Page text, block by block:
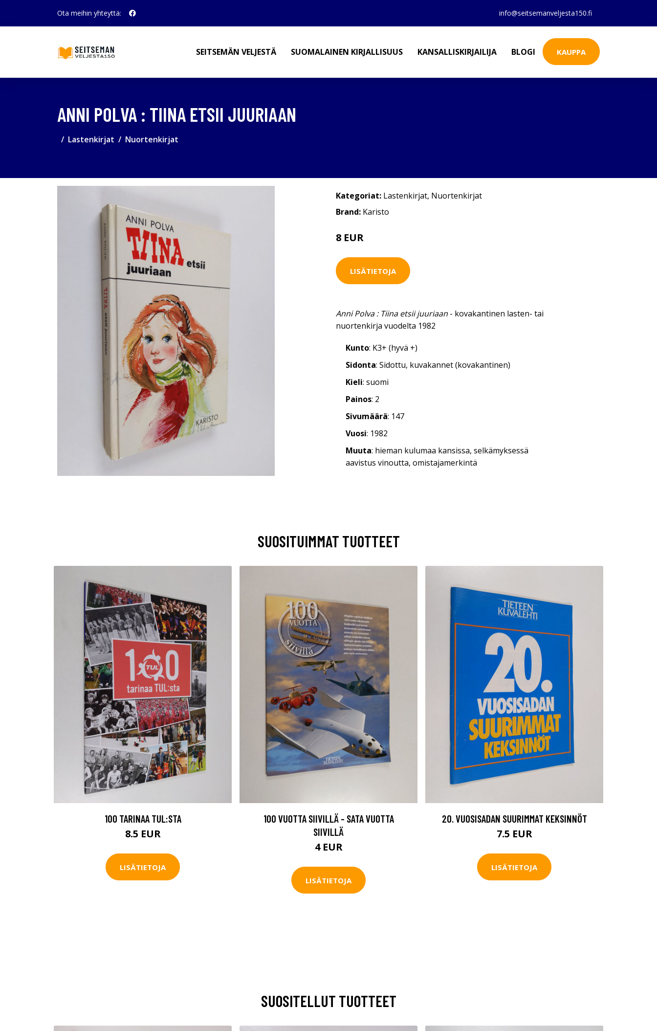
Ota meihin yhteyttä: info@seitsemanveljesta150.fi
SEITSEMÄN VELJESTÄ SUOMALAINEN KIRJALLISUUS KANSALLISKIRJAILIJA BLOGI KAUPPA
ANNI POLVA : TIINA ETSII JUURIAAN
Lastenkirjat Nuortenkirjat
Kategoriat: Lastenkirjat, Nuortenkirjat
Brand: Karisto
8 EUR
LISÄTIETOJA
Anni Polva : Tiina etsii juuriaan - kovakantinen lasten- tai
nuortenkirja vuodelta 1982
Kunto: K3+ (hyvä +)
Sidonta: Sidottu, kuvakannet (kovakantinen)
Kieli: suomi
Painos: 2
Sivumäärä: 147
Vuosi: 1982
Muuta: hieman kulumaa kansissa, selkämyksessä
aavistus vinoutta, omistajamerkintä
SUOSITUIMMAT TUOTTEET
100 TARINAA TUL:STA
8.5 EUR
LISÄTIETOJA
100 VUOTTA SIIVILLÄ - SATA VUOTTA
SIIVILLÄ
4 EUR
LISÄTIETOJA
20. VUOSISADAN SUURIMMAT KEKSINNÖT
7.5 EUR
LISÄTIETOJA
SUOSITELLUT TUOTTEET